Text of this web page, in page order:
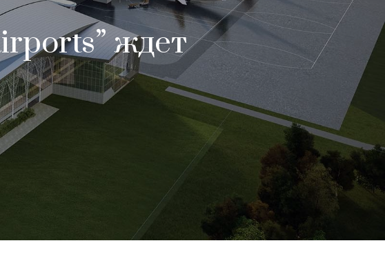
ждет